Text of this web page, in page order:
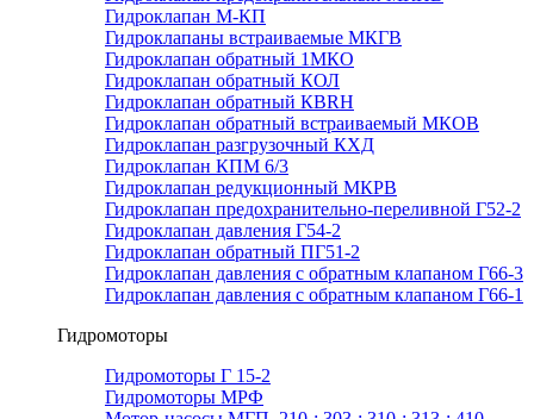
Гидроклапан М-КП
Гидроклапаны встраиваемые МКГВ
Гидроклапан обратный 1МКО
Гидроклапан обратный КОЛ
Гидроклапан обратный КВRН
Гидроклапан обратный встраиваемый МКОВ
Гидроклапан разгрузочный КХД
Гидроклапан КПМ 6/3
Гидроклапан редукционный МКРВ
Гидроклапан предохранительно-переливной Г52-2
Гидроклапан давления Г54-2
Гидроклапан обратный ПГ51-2
Гидроклапан давления с обратным клапаном Г66-3
Гидроклапан давления с обратным клапаном Г66-1
Гидромоторы
Гидромоторы Г 15-2
Гидромоторы МРФ